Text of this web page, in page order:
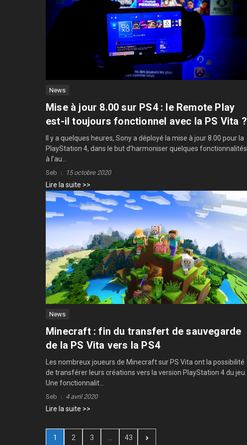
News
Mise à jour 8.00 sur PS4 : le Remote Play
est-il toujours fonctionnel avec la PS Vita ?
Il y a quelques heures, Sony a déployé la mise à jour 8.00 pour la
PlayStation 4, dans le but d’harmoniser quelques fonctionnalités
à l’au...
Seb 15 octobre 2020
Lire la suite >>
News
Minecraft : fin du transfert de sauvegarde
de la PS Vita vers la PS4
Les nombreux joueurs de Minecraft sur PS Vita ont la possibilité
de transférer leurs créations vers la version PlayStation 4 du jeu.
Une fonctionnalit...
Seb 4 avril 2020
Lire la suite >>
1
2 3 43